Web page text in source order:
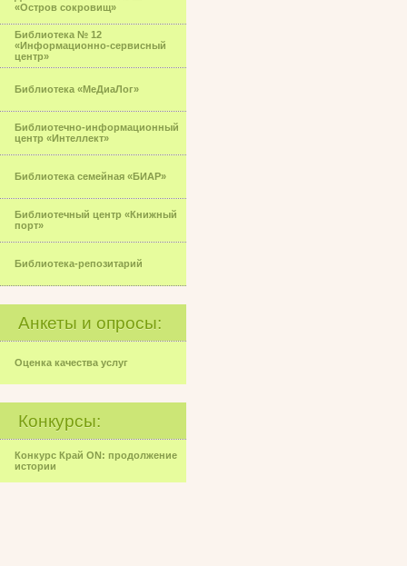
«Остров сокровищ»
Библиотека № 12
«Информационно-сервисный
центр»
Библиотека «МеДиаЛог»
Библиотечно-информационный
центр «Интеллект»
Библиотека семейная «БИАР»
Библиотечный центр «Книжный
порт»
Библиотека-репозитарий
Анкеты и опросы:
Оценка качества услуг
Конкурсы:
Конкурс Край ON: продолжение
истории